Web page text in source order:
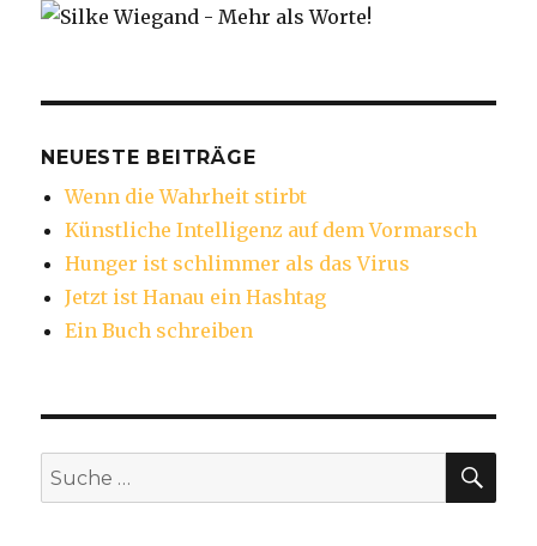
NEUESTE BEITRÄGE
Wenn die Wahrheit stirbt
Künstliche Intelligenz auf dem Vormarsch
Hunger ist schlimmer als das Virus
Jetzt ist Hanau ein Hashtag
Ein Buch schreiben
Suche
nach: